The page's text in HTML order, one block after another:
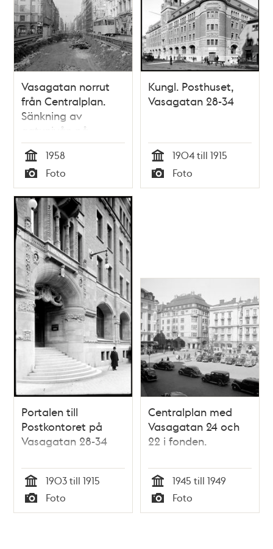
Vasagatan norrut
från Centralplan.
Sänkning av
gatunivån på
Vasagatan. LO-
borgen i fonden
Tid
1958
Typ
Foto
Kungl. Posthuset,
Vasagatan 28-34
Tid
1904 till 1915
Typ
Foto
Portalen till
Postkontoret på
Vasagatan 28-34
Tid
1903 till 1915
Typ
Foto
Centralplan med
Vasagatan 24 och
22 i fonden.
Tid
1945 till 1949
Typ
Foto